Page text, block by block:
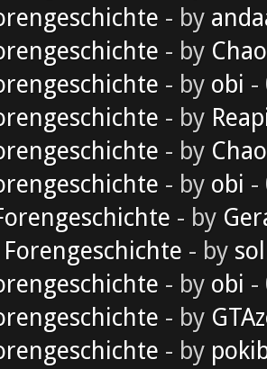
- by
- by
- by obi -
- by
- by
- by obi -
- by
Forengeschichte - by
- by obi -
- by
- by